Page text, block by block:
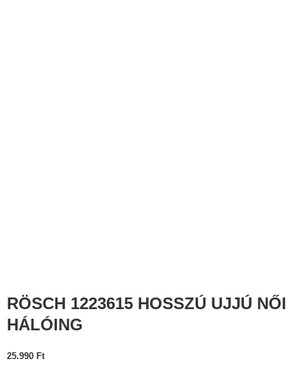
RÖSCH 1223615 HOSSZÚ UJJÚ NŐI
HÁLÓING
25.990 Ft